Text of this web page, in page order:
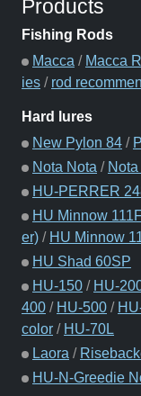
Products
Fishing Rods
Macca / Macca
ies / rod
Hard lures
New Pylon 84 /
Nota Nota /
HU-PERRER
HU Minnow
er) / HU Minnow
HU Shad 60SP
HU-150 / HU-
400 / HU-500 /
color / HU-70L
Laora /
HU-N-Greedie